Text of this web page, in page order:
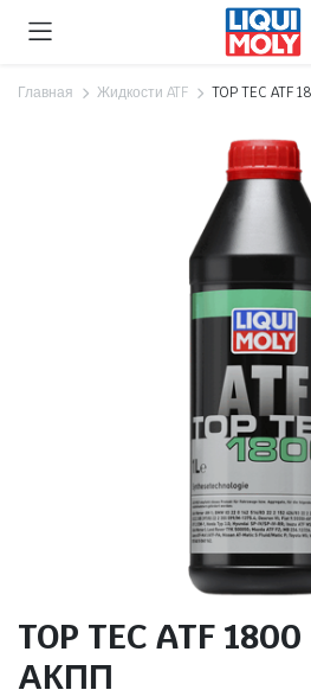
Главная Жидкости ATF TOP TEC ATF
TOP TEC ATF
АКПП